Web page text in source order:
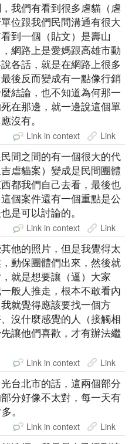
我們有看到很多虐貓（虐
位跟我們民間溝通有很大
到一個（貼文）是壽山
網路上是愛媽跟高雄市動
各話，就是在網路上很多
後反而變成有一點像行銷
結論，也不知道為何那一
在那邊，就一邊說這個單
沒有。
Link in context Link
間之間的有一個很大的代
虐貓案）變成是民間團體
都我們自己去看，最後也
個案件還有一個重點是公
是可以討論的。
Link in context Link
他的照片，但是我覺得太
動保團體們出來，然後就
就是想要讓（逼）大家
般人推走，根本不敢看內
就覺得應該要找一個方
沒什麼感覺的人（接觸相
讓他們喜歡，才有辦法繼
Link in context Link
台北市的話，這兩個部分
分好像不太對，每一天有
。
Link in context Link